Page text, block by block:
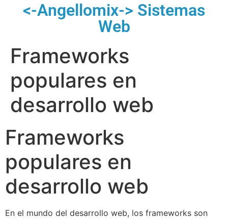
<-Angellomix-> Sistemas
Web
Frameworks
populares en
desarrollo web
Frameworks
populares en
desarrollo web
En el mundo del desarrollo web, los frameworks son